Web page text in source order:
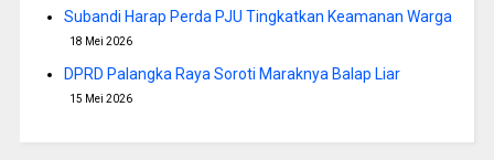
Subandi Harap Perda PJU Tingkatkan Keamanan Warga
18 Mei 2026
DPRD Palangka Raya Soroti Maraknya Balap Liar
15 Mei 2026